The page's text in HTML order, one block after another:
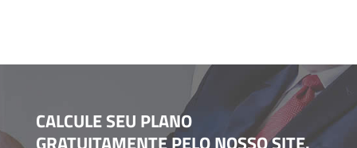
CALCULE SEU PLANO